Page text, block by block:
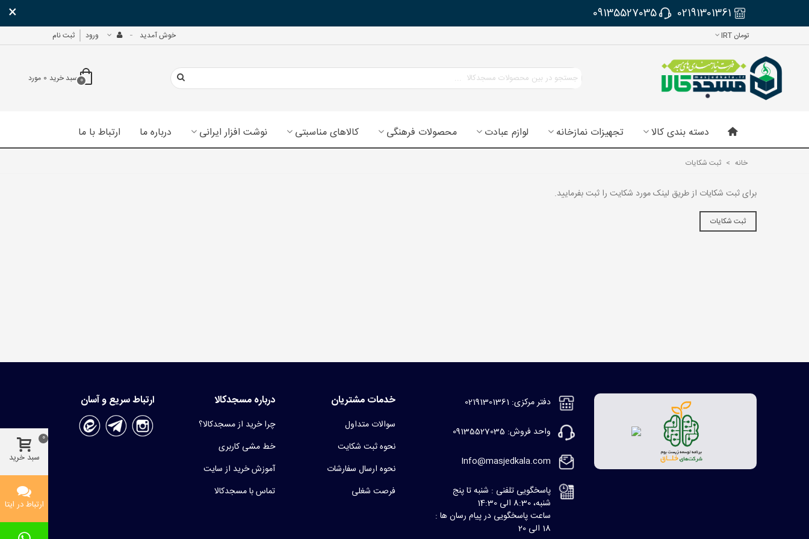
02191301361
09135527035
×
تومان IRT خوش آمدید ورود ثبت نام
0سبد خرید 0 مورد
دسته بندی کالا تجهیزات نمازخانه لوازم عبادت محصولات فرهنگی کالاهای مناسبتی نوشت افزار ایرانی درباره ما ارتباط با ما
خانه > ثبت شکایات
برای ثبت شکایات از طریق لینک مورد شکایت را ثبت بفرمایید.
ثبت شکایات
دفتر مرکزی: 02191301361
واحد فروش: 09135527035
Info@masjedkala.com
پاسخگویی تلفنی : شنبه تا پنج
شنبه، 8:30 الی 14:30
ساعت پاسخگویی در پیام رسان ها :
18 الی 20
خدمات مشتریان
سوالات متداول
نحوه ثبت شکایت
نحوه ارسال سفارشات
فرصت شغلی
درباره مسجدکالا
چرا خرید از مسجدکالا؟
خط مشی کاربری
آموزش خرید از سایت
تماس با مسجدکالا
ارتباط سریع و آسان
سبد خرید
0
ارتباط در ایتا